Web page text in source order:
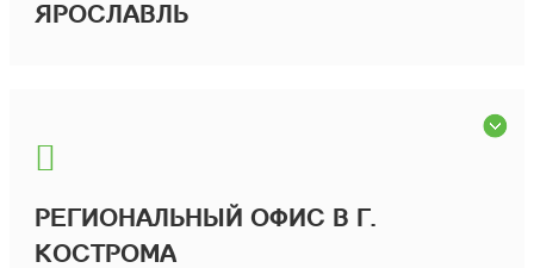
ЯРОСЛАВЛЬ
РЕГИОНАЛЬНЫЙ ОФИС В Г.
КОСТРОМА